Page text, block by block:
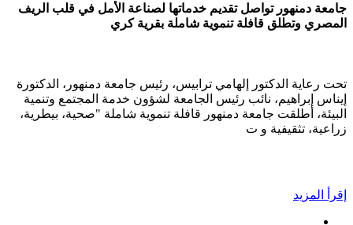
جامعة دمنهور تواصل تقديم خدماتها لصناعة الأمل في قلب الريف
المصري وتطلق قافلة تنموية شاملة بقرية كري
تحت رعاية الدكتور إلهامي ترابيس، رئيس جامعة دمنهور، الدكتورة
إيناس إبراهيم، نائب رئيس الجامعة لشؤون خدمة المجتمع وتنمية
البيئة، أطلقت جامعة دمنهور قافلة تنموية شاملة "صحية، بيطرية،
زراعية، تثقيفية و ت
إقرأ المزيد